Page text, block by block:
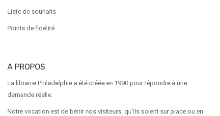
Liste de souhaits
Points de fidélité
A PROPOS
La librairie Philadelphie a été créée en 1990 pour répondre à une
demande réelle.
Notre vocation est de bénir nos visiteurs, qu'ils soient sur place ou en